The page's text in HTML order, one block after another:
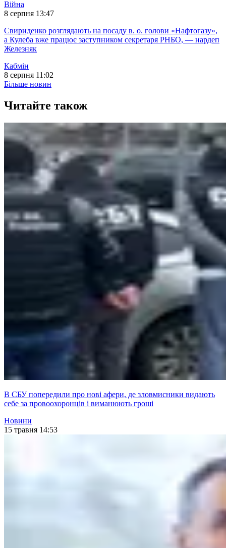
Війна
8 серпня 13:47
Свириденко розглядають на посаду в. о. голови «Нафтогазу»,
а Кулеба вже працює заступником секретаря РНБО, — нардеп
Железняк
Кабмін
8 серпня 11:02
Більше новин
Читайте також
В СБУ попередили про нові афери, де зловмисники видають
себе за провоохоронців і виманюють гроші
Новини
15 травня 14:53